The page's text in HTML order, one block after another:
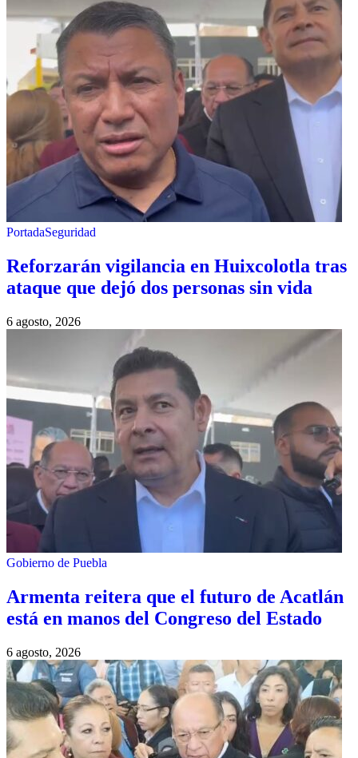
PortadaSeguridad
Reforzarán vigilancia en Huixcolotla tras
ataque que dejó dos personas sin vida
6 agosto, 2026
Gobierno de Puebla
Armenta reitera que el futuro de Acatlán
está en manos del Congreso del Estado
6 agosto, 2026